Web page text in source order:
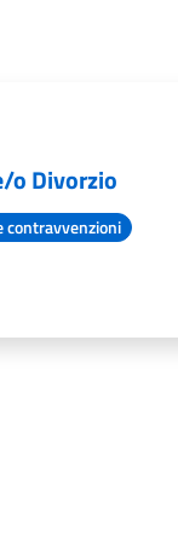
o Divorzio
contravvenzioni